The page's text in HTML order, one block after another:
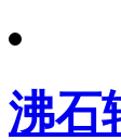
沸石